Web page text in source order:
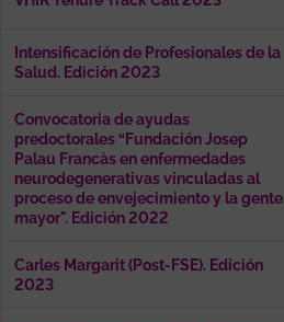
Intensificación de Profesionales de la
Salud. Edición 2023
Convocatoria de ayudas
predoctorales “Fundación Josep
Palau Francàs en enfermedades
neurodegenerativas vinculadas al
proceso de envejecimiento y la gente
mayor". Edición 2022
Carles Margarit (Post-FSE). Edición
2023